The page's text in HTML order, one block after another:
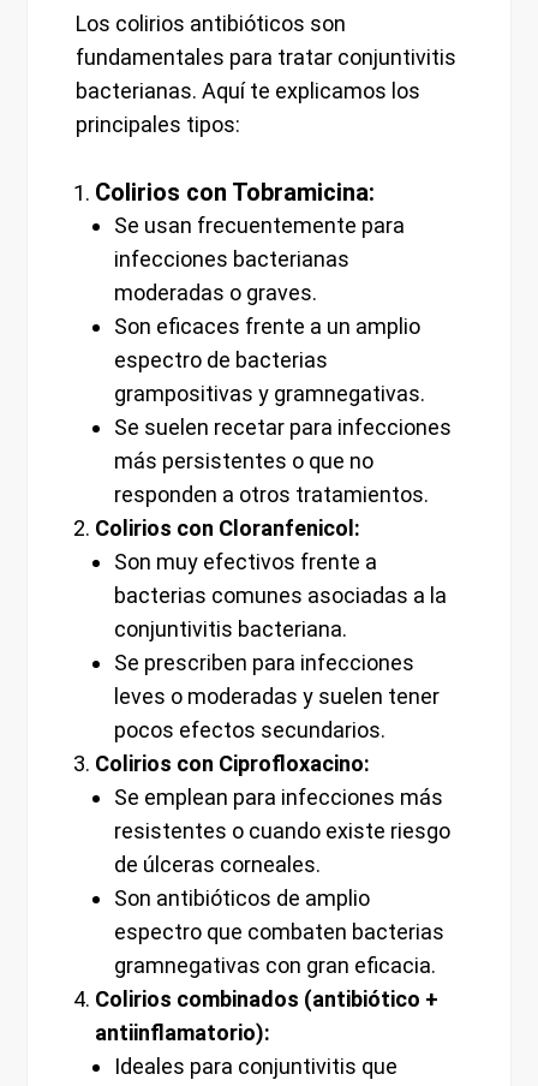
Los colirios antibióticos son
fundamentales para tratar conjuntivitis
bacterianas. Aquí te explicamos los
principales tipos:
Colirios con Tobramicina:
Se usan frecuentemente para
infecciones bacterianas
moderadas o graves.
Son eficaces frente a un amplio
espectro de bacterias
grampositivas y gramnegativas.
Se suelen recetar para infecciones
más persistentes o que no
responden a otros tratamientos.
Colirios con Cloranfenicol:
Son muy efectivos frente a
bacterias comunes asociadas a la
conjuntivitis bacteriana.
Se prescriben para infecciones
leves o moderadas y suelen tener
pocos efectos secundarios.
Colirios con Ciprofloxacino:
Se emplean para infecciones más
resistentes o cuando existe riesgo
de úlceras corneales.
Son antibióticos de amplio
espectro que combaten bacterias
gramnegativas con gran eficacia.
Colirios combinados (antibiótico +
antiinflamatorio):
Ideales para conjuntivitis que